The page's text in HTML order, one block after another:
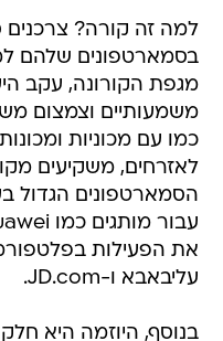
למה זה קורה? צרכנים
בסמארטפונים שלהם
מגפת הקורונה, עקב
משמעותיים וצמצום
כמו עם מכוניות
לאזרחים, משקיעים
הסמארטפונים הגדול
את הפעילות
עליבאבא ו-JD.com.
בנוסף, היוזמה היא